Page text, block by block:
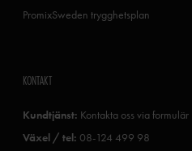
PromixSweden trygghetsplan
KONTAKT
Kundtjänst: Kontakta oss via formulär
Växel / tel: 08-124 499 98